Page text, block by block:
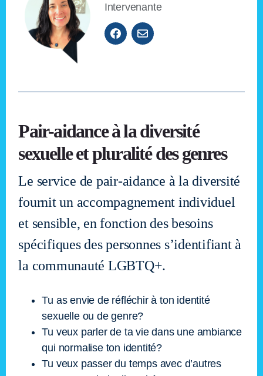
Intervenante
Pair-aidance à la diversité
sexuelle et pluralité des genres
Le service de pair-aidance à la diversité
fournit un accompagnement individuel
et sensible, en fonction des besoins
spécifiques des personnes s’identifiant à
la communauté LGBTQ+.
Tu as envie de réfléchir à ton identité
sexuelle ou de genre?
Tu veux parler de ta vie dans une ambiance
qui normalise ton identité?
Tu veux passer du temps avec d’autres